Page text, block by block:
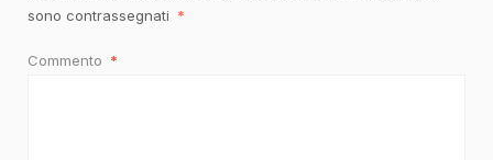
sono contrassegnati *
Commento *